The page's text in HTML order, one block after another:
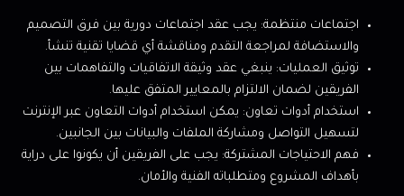
اجتماعات منتظمة: يجب عقد اجتماعات دورية بين فرق التصميم
والاستضافة لمراجعة التقدم ومناقشة أي قضايا تقنية تنشأ.
توثيق العمليات: ينبغي عقد وثيقة الاتفاقيات والتفاهمات بين
الفريقين لضمان الالتزام بالمعايير المتفق عليها.
استخدام أدوات تعاون: يمكن استخدام أدوات التعاون عبر الإنترنت
لتسهيل التواصل ومشاركة الملفات والبيانات بين الجانبين.
فهم الاحتياجات المشتركة: يجب على الفريقين أن يكونوا على دراية
بأهداف المشروع ومتطلباته الفنية والأمان.